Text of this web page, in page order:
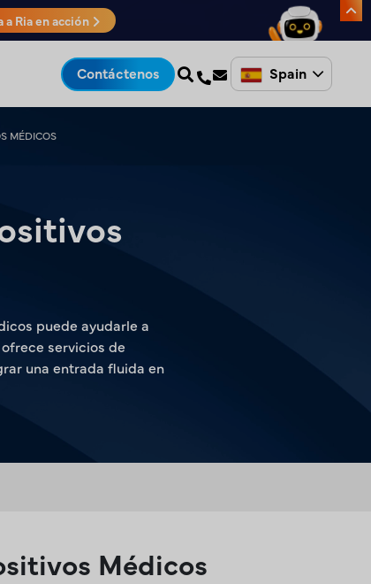
a Ria en acción
Contáctenos Spain
MÉDICOS
puede ayudarle a
servicios de
una entrada fluida en
Médicos